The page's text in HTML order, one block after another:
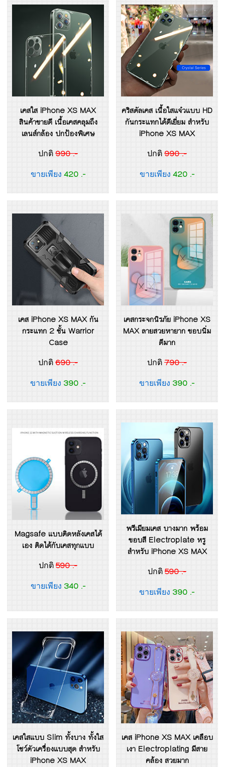
เคสใส iPhone XS MAX
สินค้าขายดี เนื้อเคสคลุมถึง
เลนส์กล้อง ปกป้องพิเศษ
ปกติ 990 .-
ขายเพียง 420 .-
คริสตัลเคส เนื้อใสแจ๋วแบบ HD
กันกระแทกได้ดีเยี่ยม สำหรับ
iPhone XS MAX
ปกติ 990 .-
ขายเพียง 420 .-
เคส iPhone XS MAX กัน
กระแทก 2 ชั้น Warrior
Case
ปกติ 690 .-
ขายเพียง 390 .-
เคสกระจกนิรภัย iPhone XS
MAX ลายสวยหายาก ขอบนิ่ม
ดีมาก
ปกติ 790 .-
ขายเพียง 390 .-
Magsafe แบบติดหลังเคสได้
เอง ติดได้กับเคสทุกแบบ
ปกติ 590 .-
ขายเพียง 340 .-
พรีเมียมเคส บางมาก พร้อม
ขอบสี Electroplate หรู
สำหรับ iPhone XS MAX
ปกติ 590 .-
ขายเพียง 390 .-
เคสใสแบบ Slim ทั้งบาง ทั้งใส
โชว์ตัวเครื่องแบบสุด สำหรับ
iPhone XS MAX
เคส iPhone XS MAX เคลือบ
เงา Electroplating มีสาย
คล้อง สวยมาก